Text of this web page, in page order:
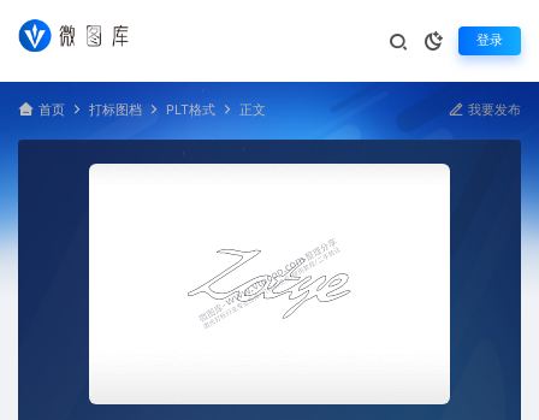
登录
首页 打标图档 PLT格式 正文 我要发布